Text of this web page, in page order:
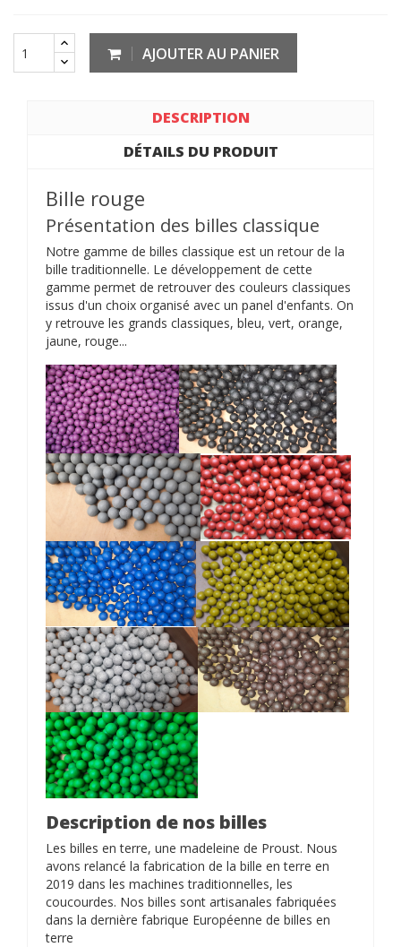
AJOUTER AU PANIER
DESCRIPTION
DÉTAILS DU PRODUIT
Bille rouge
Présentation des billes classique
Notre gamme de billes classique est un retour de la
bille traditionnelle. Le développement de cette
gamme permet de retrouver des couleurs classiques
issus d'un choix organisé avec un panel d'enfants. On
y retrouve les grands classiques, bleu, vert, orange,
jaune, rouge...
Description de nos billes
Les billes en terre, une madeleine de Proust. Nous
avons relancé la fabrication de la bille en terre en
2019 dans les machines traditionnelles, les
coucourdes. Nos billes sont artisanales fabriquées
dans la dernière fabrique Européenne de billes en
terre